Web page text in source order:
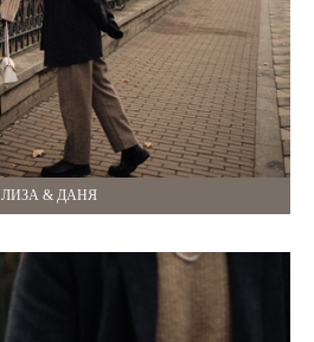
ЛИЗА & ДАНЯ